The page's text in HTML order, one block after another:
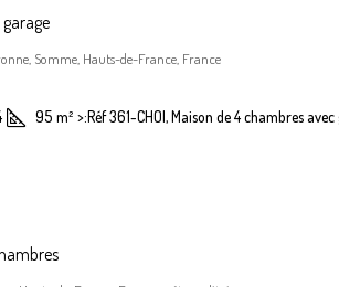
Somme, Hauts-de-France, France
95 m² >:Réf 361-CHOI, Maison de 4 chambres